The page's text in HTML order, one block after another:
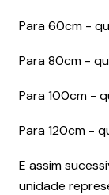
Para 60cm -
Para 80cm -
Para 100cm -
Para 120cm -
E assim
unidade